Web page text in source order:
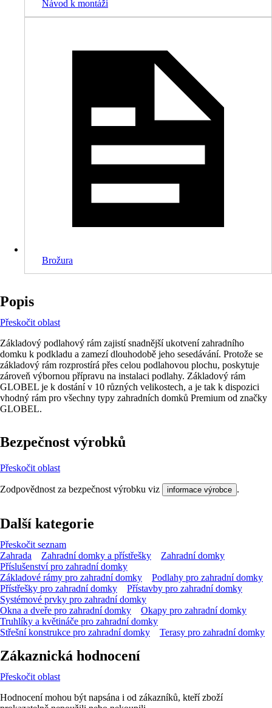
Návod k montáži
Brožura
Popis
Přeskočit oblast
Základový podlahový rám zajistí snadnější ukotvení zahradního
domku k podkladu a zamezí dlouhodobě jeho sesedávání. Protože se
základový rám rozprostírá přes celou podlahovou plochu, poskytuje
zároveň výbornou přípravu na instalaci podlahy. Základový rám
GLOBEL je k dostání v 10 různých velikostech, a je tak k dispozici
vhodný rám pro všechny typy zahradních domků Premium od značky
GLOBEL.
Bezpečnost výrobků
Přeskočit oblast
Zodpovědnost za bezpečnost výrobku viz informace výrobce .
Další kategorie
Přeskočit seznam
Zahrada
Zahradní domky a přístřešky
Zahradní domky
Příslušenství pro zahradní domky
Základové rámy pro zahradní domky
Podlahy pro zahradní domky
Přístřešky pro zahradní domky
Přístavby pro zahradní domky
Systémové prvky pro zahradní domky
Okna a dveře pro zahradní domky
Okapy pro zahradní domky
Truhlíky a květináče pro zahradní domky
Střešní konstrukce pro zahradní domky
Terasy pro zahradní domky
Zákaznická hodnocení
Přeskočit oblast
Hodnocení mohou být napsána i od zákazníků, kteří zboží